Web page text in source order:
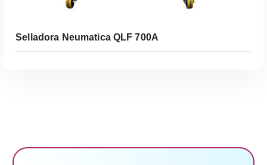
Selladora Neumatica QLF 700A